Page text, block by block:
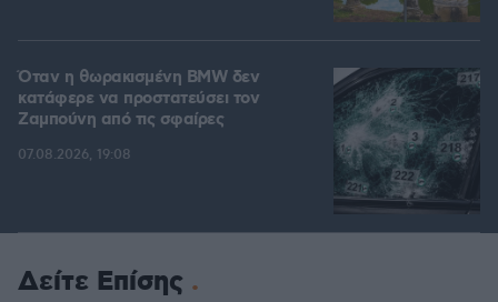
Όταν η θωρακισμένη BMW δεν
κατάφερε να προστατεύσει τον
Ζαμπούνη από τις σφαίρες
07.08.2026, 19:08
Δείτε Επίσης